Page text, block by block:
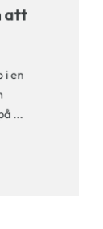
att
i en
...